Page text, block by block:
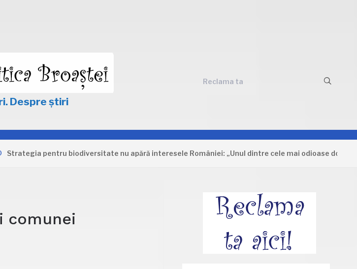
Despre știri
Reclama ta
pentru biodiversitate nu apără interesele României: „Unul dintre cele mai odioase documente
comunei